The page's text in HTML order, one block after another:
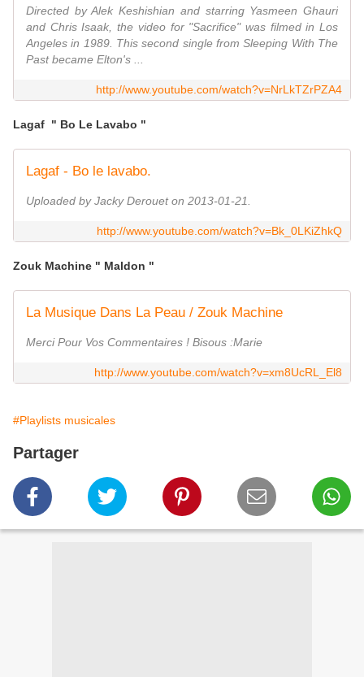
Directed by Alek Keshishian and starring Yasmeen Ghauri
and Chris Isaak, the video for "Sacrifice" was filmed in Los
Angeles in 1989. This second single from Sleeping With The
Past became Elton's ...
http://www.youtube.com/watch?v=NrLkTZrPZA4
Lagaf " Bo Le Lavabo "
Lagaf - Bo le lavabo.
Uploaded by Jacky Derouet on 2013-01-21.
http://www.youtube.com/watch?v=Bk_0LKiZhkQ
Zouk Machine " Maldon "
La Musique Dans La Peau / Zouk Machine
Merci Pour Vos Commentaires ! Bisous :Marie
http://www.youtube.com/watch?v=xm8UcRL_El8
#Playlists musicales
Partager